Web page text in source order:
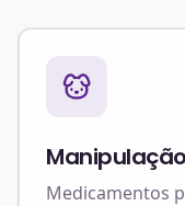
Medicamentos